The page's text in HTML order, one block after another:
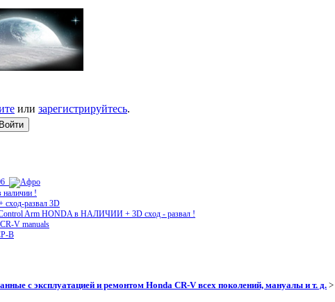
или зарегистрируйтесь.
наличии !
сход-развал 3D
Control Arm HONDA в НАЛИЧИИ + 3D сход - развал !
V manuals
В
с эксплуатацией и ремонтом Honda CR-V всех поколений, мануалы и т. д. >